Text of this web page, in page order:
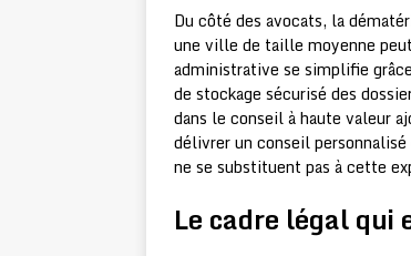
Du côté des avocats, la
une ville de taille moyenne
administrative se simplifie
de stockage sécurisé des
dans le conseil à haute valeur
délivrer un conseil
ne se substituent pas à cette
Le cadre légal